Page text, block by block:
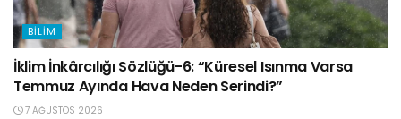
BILIM
İklim İnkârcılığı Sözlüğü-6: “Küresel Isınma Varsa
Temmuz Ayında Hava Neden Serindi?”
7 AĞUSTOS 2026